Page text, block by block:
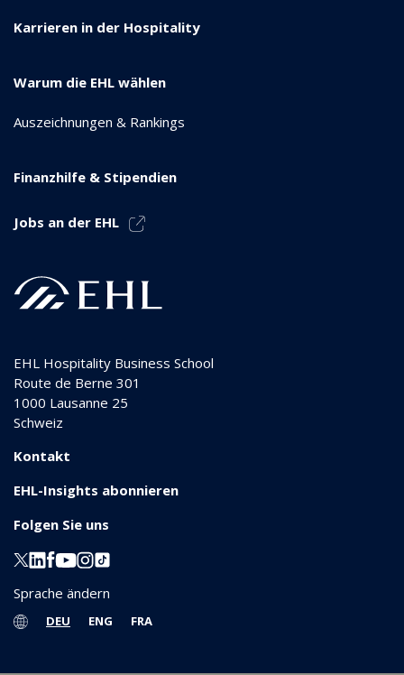
Karrieren in der Hospitality
Warum die EHL wählen
Auszeichnungen & Rankings
Finanzhilfe & Stipendien
Jobs an der EHL
EHL Hospitality Business School
Route de Berne 301
1000 Lausanne 25
Schweiz
Kontakt
EHL-Insights abonnieren
Folgen Sie uns
Sprache ändern
DEU ENG FRA